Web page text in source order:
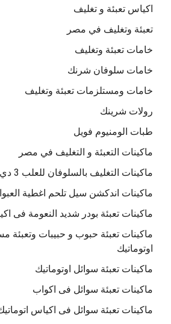
اكياس تعبئة و تغليف
تعبئة وتغليف في مصر
خامات تعبئة وتغليف
خامات سلوفان شرنك
خامات ومستلزمات تعبئة وتغليف
رولات شرينك
طبات الومنيوم فويل
ماكينات التعبئة و التغليف في مصر
ماكينات التغليف بالسلوفان للعلب 3 دي
ماكينات اندكشن سيل تلحم اغطية
ماكينات تعبئة بودر شديد النعومة فى
ماكينات تعبئة حبوب و حبيبات
اوتوماتيك
ماكينات تعبئة سوائل اوتوماتيك
ماكينات تعبئة سوائل فى اكواب
ماكينات تعبئة سوائل فى اكياس